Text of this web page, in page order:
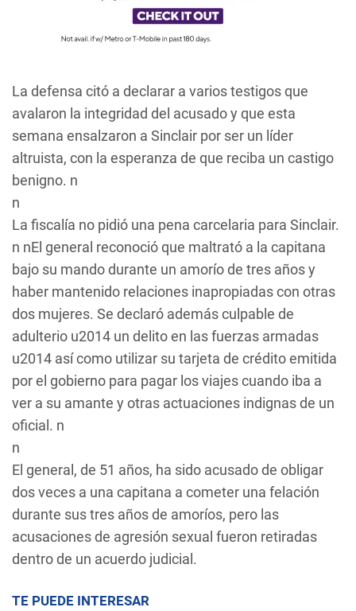
La defensa citó a declarar a varios testigos que
avalaron la integridad del acusado y que esta
semana ensalzaron a Sinclair por ser un líder
altruista, con la esperanza de que reciba un castigo
benigno. n
n
La fiscalía no pidió una pena carcelaria para Sinclair.
n nEl general reconoció que maltrató a la capitana
bajo su mando durante un amorío de tres años y
haber mantenido relaciones inapropiadas con otras
dos mujeres. Se declaró además culpable de
adulterio u2014 un delito en las fuerzas armadas
u2014 así como utilizar su tarjeta de crédito emitida
por el gobierno para pagar los viajes cuando iba a
ver a su amante y otras actuaciones indignas de un
oficial. n
n
El general, de 51 años, ha sido acusado de obligar
dos veces a una capitana a cometer una felación
durante sus tres años de amoríos, pero las
acusaciones de agresión sexual fueron retiradas
dentro de un acuerdo judicial.
TE PUEDE INTERESAR